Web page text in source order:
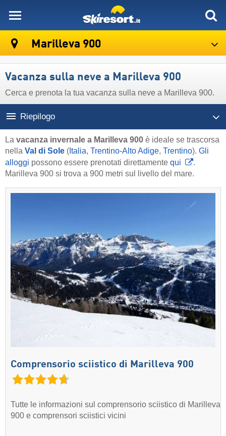
Marilleva 900
Vacanza sulla neve a Marilleva 900
Cerca e prenota la tua vacanza sulla neve a Marilleva 900.
Riepilogo
La vacanza invernale a Marilleva 900 è ideale se trascorsa
nella Val di Sole ( Italia, Trentino-Alto Adige, Trentino). Gli
alloggi possono essere prenotati direttamente qui
.
Marilleva 900 si trova a 900 metri sul livello del mare.
Comprensorio sciistico di Marilleva 900
Tutte le informazioni sul comprensorio sciistico di Marilleva
900 e comprensori sciistici vicini